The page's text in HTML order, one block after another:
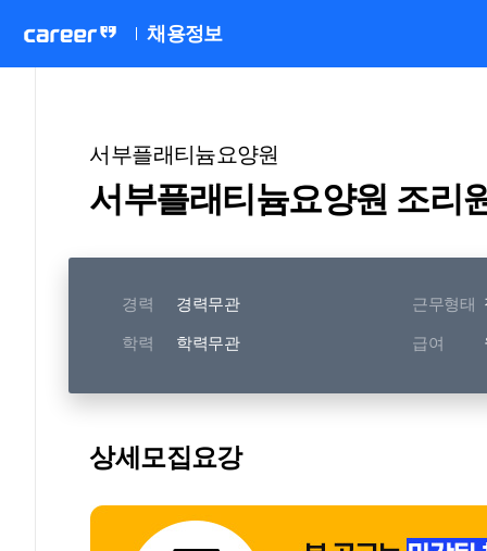
채용정보
서부플래티늄요양원
경력 경력무관 근무형태
학력 학력무관 급여
상세모집요강